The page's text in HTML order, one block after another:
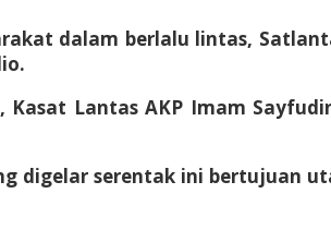
dalam berlalu lintas,
Lantas AKP Imam
digelar serentak ini bertujuan